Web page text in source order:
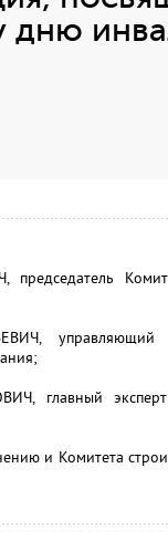
управляющий
главный эксперт
и Комитета